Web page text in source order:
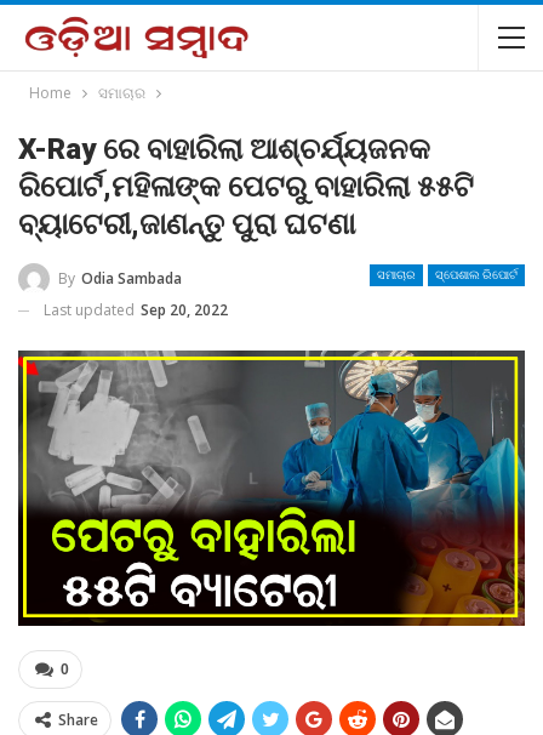
Home ସମାଚାର
X-Ray ରେ ବାହାରିଲା ଆଶ୍ଚର୍ଯ୍ୟଜନକ
ରିପୋର୍ଟ,ମହିଳାଙ୍କ ପେଟରୁ ବାହାରିଲା ୫୫ଟି
ବ୍ୟାଟେରୀ,ଜାଣନ୍ତୁ ପୁରା ଘଟଣା
ସମାଚାର ସ୍ପେଶାଲ ରିପୋର୍ଟ
By Odia Sambada
Last updated Sep 20, 2022
0
Share